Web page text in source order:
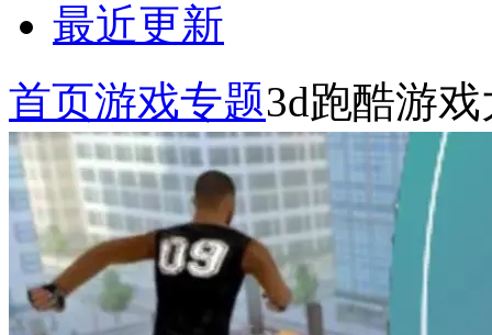
最近更新
首页游戏专题3d跑酷游